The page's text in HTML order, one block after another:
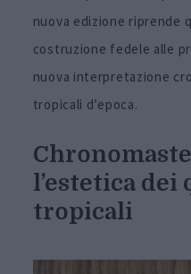
nuova edizione riprende
costruzione fedele alle
nuova interpretazione
tropicali d’epoca.
l’estetica dei
tropicali